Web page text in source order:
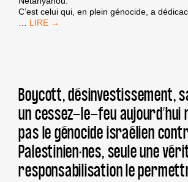
C’est celui qui, en plein génocide, a
APOLOGIE
!
Boycott, désinvestissement,
un cessez-le-feu aujourd’hui
pas le génocide israélien
Palestinien·nes, seule une
responsabilisation le